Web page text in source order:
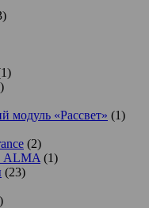
модуль «Рассвет» (1)
(2)
ALMA (1)
(23)